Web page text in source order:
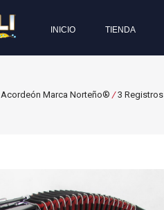
INICIO TIENDA
Acordeón Marca Norteño® /3 Registros